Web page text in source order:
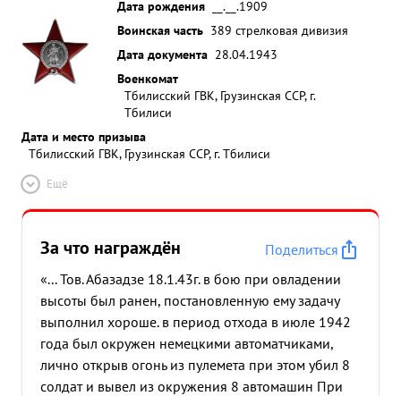
Дата рождения
__.__.1909
Воинская часть 389 стрелковая дивизия
Дата документа 28.04.1943
Военкомат
Тбилисский ГВК, Грузинская ССР, г.
Тбилиси
Дата и место призыва
Тбилисский ГВК, Грузинская ССР, г. Тбилиси
Ещё
За что награждён
Поделиться
«... Тов. Абазадзе 18.1.43г. в бою при овладении
высоты был ранен, постановленную ему задачу
выполнил хороше. в период отхода в июле 1942
года был окружен немецкими автоматчиками,
лично открыв огонь из пулемета при этом убил 8
солдат и вывел из окружения 8 автомашин При